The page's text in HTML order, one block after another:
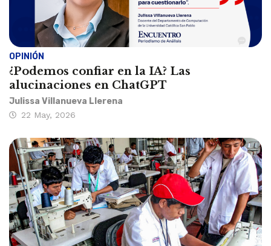
OPINIÓN
¿Podemos confiar en la IA? Las
alucinaciones en ChatGPT
Julissa Villanueva Llerena
22 May, 2026